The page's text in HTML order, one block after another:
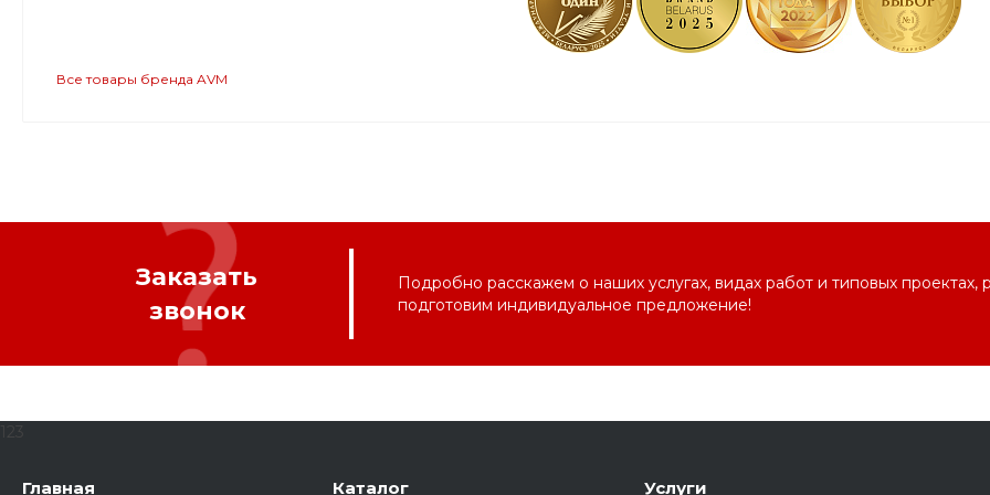
Все товары бренда AVM
Заказать
звонок
Подробно расскажем о наших услугах, видах работ и типовых проектах,
подготовим индивидуальное предложение!
123
Главная Каталог Услуги